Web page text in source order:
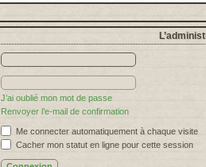
J’ai oublié mon mot de passe
Renvoyer l’e-mail de confirmation
Me connecter automatiquement à chaque visite
Cacher mon statut en ligne pour cette session